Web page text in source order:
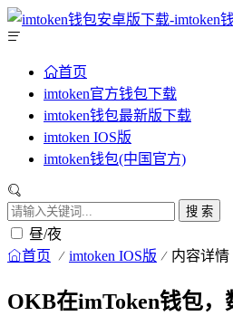
首页
imtoken官方钱包下载
imtoken钱包最新版下载
imtoken IOS版
imtoken钱包(中国官方)
搜 索
昼/夜
首页 imtoken IOS版 内容详情
OKB在imToken钱包